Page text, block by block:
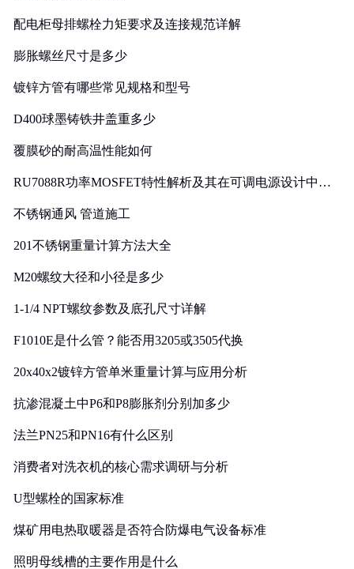
配电柜母排螺栓力矩要求及连接规范详解
膨胀螺丝尺寸是多少
镀锌方管有哪些常见规格和型号
D400球墨铸铁井盖重多少
覆膜砂的耐高温性能如何
RU7088R功率MOSFET特性解析及其在可调电源设计中的
不锈钢通风 管道施工
201不锈钢重量计算方法大全
M20螺纹大径和小径是多少
1-1/4 NPT螺纹参数及底孔尺寸详解
F1010E是什么管？能否用3205或3505代换
20x40x2镀锌方管单米重量计算与应用分析
抗渗混凝土中P6和P8膨胀剂分别加多少
法兰PN25和PN16有什么区别
消费者对洗衣机的核心需求调研与分析
U型螺栓的国家标准
煤矿用电热取暖器是否符合防爆电气设备标准
照明母线槽的主要作用是什么